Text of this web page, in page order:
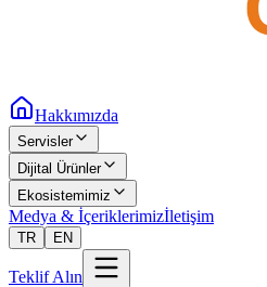
Hakkımızda
Servisler
Dijital Ürünler
Ekosistemimiz
Medya & İçeriklerimizİletişim
TR EN
Teklif Alın